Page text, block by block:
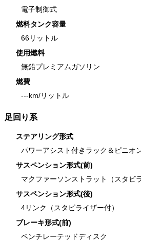
電子制御式
燃料タンク容量
66リットル
使用燃料
無鉛プレミアムガソリン
燃費
---km/リットル
足回り系
ステアリング形式
パワーアシスト付きラック＆ピニオ
サスペンション形式(前)
マクファーソンストラット（スタビ
サスペンション形式(後)
4リンク（スタビライザー付）
ブレーキ形式(前)
ベンチレーテッドディスク